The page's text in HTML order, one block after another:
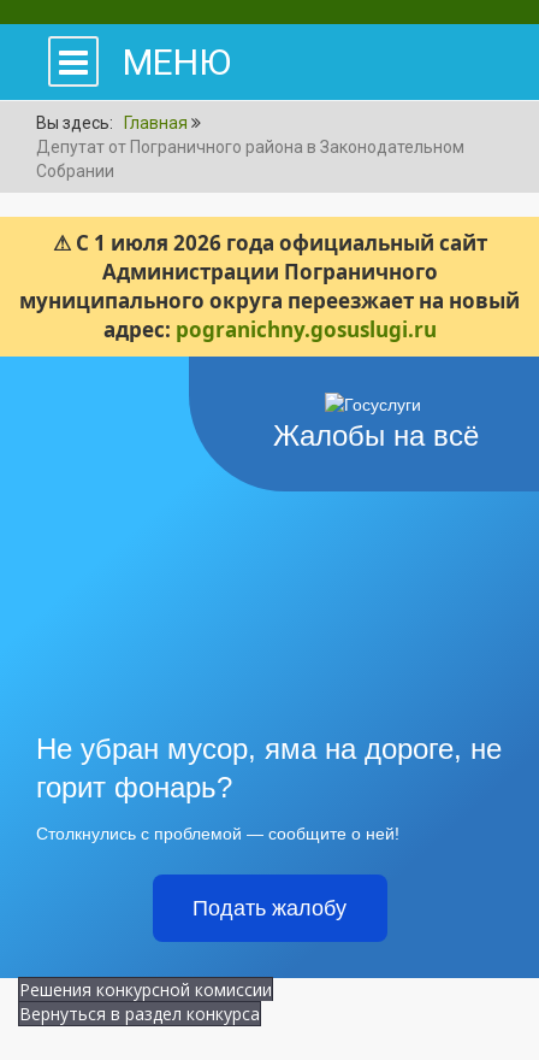
МЕНЮ
Вы здесь:
Главная
Депутат от Пограничного района в Законодательном
Собрании
⚠ С 1 июля 2026 года официальный сайт
Администрации Пограничного
муниципального округа переезжает на новый
адрес: pogranichny.gosuslugi.ru
Жалобы на всё
Не убран мусор, яма на дороге, не
горит фонарь?
Столкнулись с проблемой — сообщите о ней!
Подать жалобу
Решения конкурсной комиссии
Вернуться в раздел конкурса